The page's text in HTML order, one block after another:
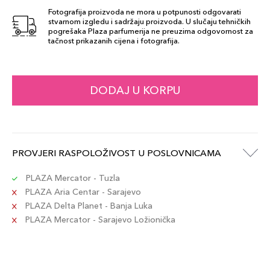
Fotografija proizvoda ne mora u potpunosti odgovarati
stvarnom izgledu i sadržaju proizvoda. U slučaju tehničkih
pogrešaka Plaza parfumerija ne preuzima odgovornost za
tačnost prikazanih cijena i fotografija.
DODAJ U KORPU
PROVJERI RASPOLOŽIVOST U POSLOVNICAMA
PLAZA Mercator - Tuzla
PLAZA Aria Centar - Sarajevo
PLAZA Delta Planet - Banja Luka
PLAZA Mercator - Sarajevo Ložionička